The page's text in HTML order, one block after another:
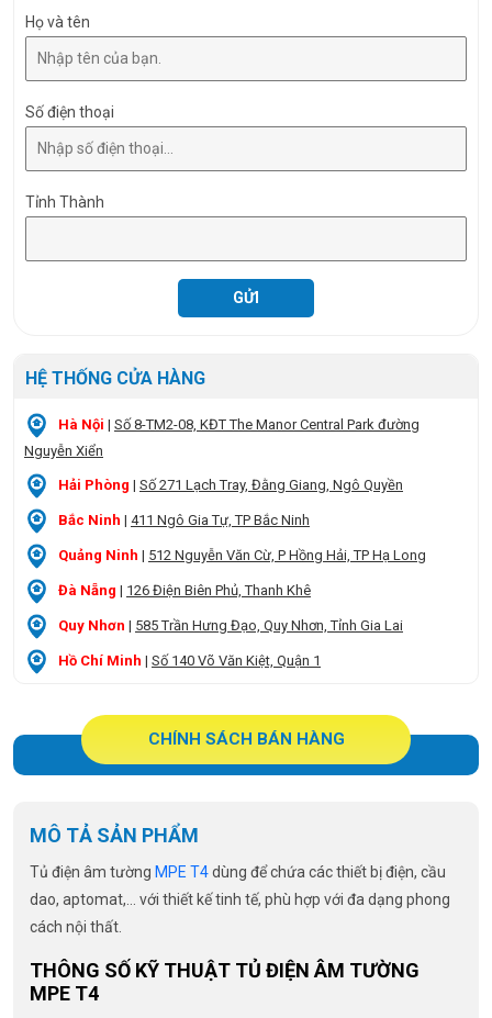
Họ và tên
Số điện thoại
Tỉnh Thành
HỆ THỐNG CỬA HÀNG
Hà Nội | Số 8-TM2-08, KĐT The Manor Central Park đường
Nguyễn Xiển
Hải Phòng | Số 271 Lạch Tray, Đằng Giang, Ngô Quyền
Bắc Ninh | 411 Ngô Gia Tự, TP Bắc Ninh
Quảng Ninh | 512 Nguyễn Văn Cừ, P Hồng Hải, TP Hạ Long
Đà Nẵng | 126 Điện Biên Phủ, Thanh Khê
Quy Nhơn | 585 Trần Hưng Đạo, Quy Nhơn, Tỉnh Gia Lai
Hồ Chí Minh | Số 140 Võ Văn Kiệt, Quận 1
CHÍNH SÁCH BÁN HÀNG
MÔ TẢ SẢN PHẨM
Tủ điện âm tường MPE T4dùng để chứa các thiết bị điện, cầu
dao, aptomat,… với thiết kế tinh tế, phù hợp với đa dạng phong
cách nội thất.
THÔNG SỐ KỸ THUẬT TỦ ĐIỆN ÂM TƯỜNG
MPE T4